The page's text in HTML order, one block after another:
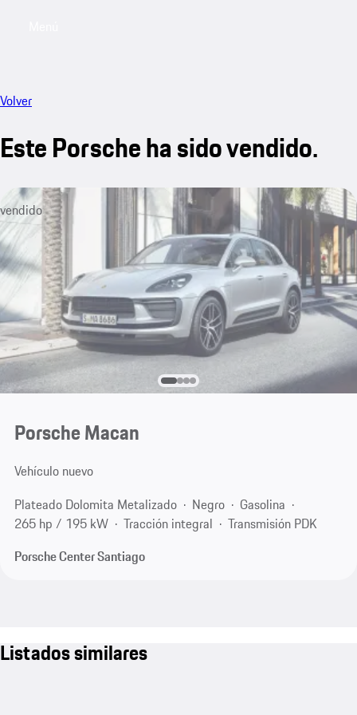
Volver
Este Porsche ha sido vendido.
vendido
Porsche Macan
Vehículo nuevo
Plateado Dolomita Metalizado
Negro
Gasolina
265 hp / 195 kW
Tracción integral
Transmisión PDK
Porsche Center Santiago
Listados similares